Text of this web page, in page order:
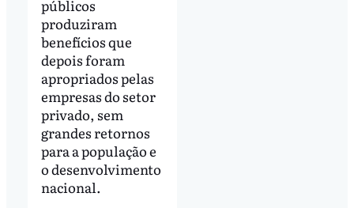
públicos
produziram
benefícios que
depois foram
apropriados pelas
empresas do setor
privado, sem
grandes retornos
para a população e
o desenvolvimento
nacional.